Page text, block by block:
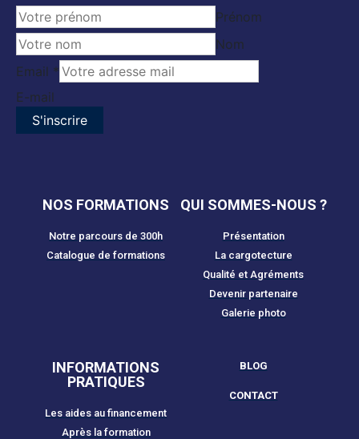
Prénom
Nom
Email
Name
Email *
E-mail
S'inscrire
NOS FORMATIONS
Notre parcours de 300h
Catalogue de formations
QUI SOMMES-NOUS ?
Présentation
La cargotecture
Qualité et Agréments
Devenir partenaire
Galerie photo
INFORMATIONS
PRATIQUES
Les aides au financement
Après la formation
BLOG
CONTACT